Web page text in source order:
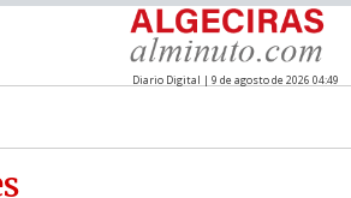
Diario Digital | 9 de agosto de 2026 04:49